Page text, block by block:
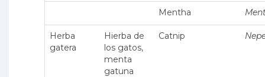
Mentha
Herba
gatera
Hierba de
los gatos,
menta
gatuna
Catnip